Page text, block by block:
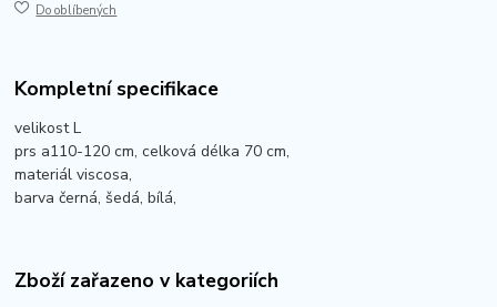
Do oblíbených
Kompletní specifikace
velikost L
prs a110-120 cm, celková délka 70 cm,
materiál viscosa,
barva černá, šedá, bílá,
Zboží zařazeno v kategoriích